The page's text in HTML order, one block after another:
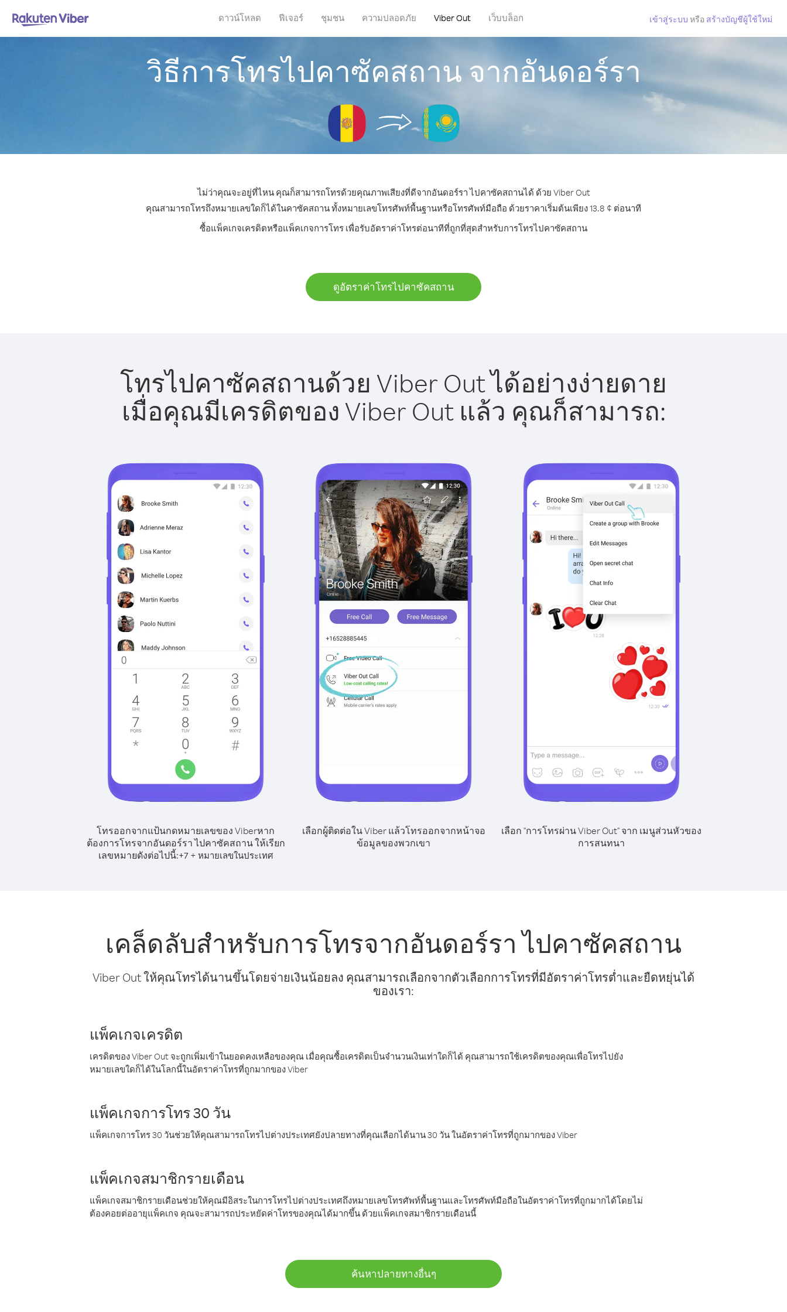
ดาวน์โหลด ฟีเจอร์ ชุมชน ความปลอดภัย Viber Out เว็บบล็อก เข้าสู่ระบบ หรือ สร้างบัญชีผู้ใช้ใหม่
วิธีการโทรไปคาซัคสถาน จากอันดอร์รา
ไม่ว่าคุณจะอยู่ที่ไหน คุณก็สามารถโทรด้วยคุณภาพเสียงที่ดีจากอันดอร์รา ไปคาซัคสถานได้ ด้วย Viber Out
คุณสามารถโทรถึงหมายเลขใดก็ได้ในคาซัคสถาน ทั้งหมายเลขโทรศัพท์พื้นฐานหรือโทรศัพท์มือถือ ด้วยราคาเริ่มต้นเพียง 13.8 ¢ ต่อนาที
ซื้อแพ็คเกจเครดิตหรือแพ็คเกจการโทร เพื่อรับอัตราค่าโทรต่อนาทีที่ถูกที่สุดสำหรับการโทรไปคาซัคสถาน
ดูอัตราค่าโทรไปคาซัคสถาน
โทรไปคาซัคสถานด้วย Viber Out ได้อย่างง่ายดาย
เมื่อคุณมีเครดิตของ Viber Out แล้ว คุณก็สามารถ:
โทรออกจากแป้นกดหมายเลขของ Viberหาก
ต้องการโทรจากอันดอร์รา ไปคาซัคสถาน ให้เรียก
เลขหมายดังต่อไปนี้:+7+ หมายเลขในประเทศ
เลือกผู้ติดต่อใน Viber แล้วโทรออกจากหน้าจอ
ข้อมูลของพวกเขา
เลือก "การโทรผ่าน Viber Out" จาก เมนูส่วนหัวของ
การสนทนา
เคล็ดลับสำหรับการโทรจากอันดอร์รา ไปคาซัคสถาน
Viber Out ให้คุณโทรได้นานขึ้นโดยจ่ายเงินน้อยลง คุณสามารถเลือกจากตัวเลือกการโทรที่มีอัตราค่าโทรต่ำและยืดหยุ่นได้
ของเรา:
แพ็คเกจเครดิต
เครดิตของ Viber Out จะถูกเพิ่มเข้าในยอดคงเหลือของคุณ เมื่อคุณซื้อเครดิตเป็นจำนวนเงินเท่าใดก็ได้ คุณสามารถใช้เครดิตของคุณเพื่อโทรไปยัง
หมายเลขใดก็ได้ในโลกนี้ในอัตราค่าโทรที่ถูกมากของ Viber
แพ็คเกจการโทร 30 วัน
แพ็คเกจการโทร 30 วันช่วยให้คุณสามารถโทรไปต่างประเทศยังปลายทางที่คุณเลือกได้นาน 30 วัน ในอัตราค่าโทรที่ถูกมากของ Viber
แพ็คเกจสมาชิกรายเดือน
แพ็คเกจสมาชิกรายเดือนช่วยให้คุณมีอิสระในการโทรไปต่างประเทศถึงหมายเลขโทรศัพท์พื้นฐานและโทรศัพท์มือถือในอัตราค่าโทรที่ถูกมากได้โดยไม่
ต้องคอยต่ออายุแพ็คเกจ คุณจะสามารถประหยัดค่าโทรของคุณได้มากขึ้น ด้วยแพ็คเกจสมาชิกรายเดือนนี้
ค้นหาปลายทางอื่นๆ